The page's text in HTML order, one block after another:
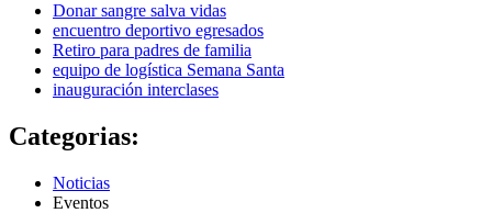
Donar sangre salva vidas
encuentro deportivo egresados
Retiro para padres de familia
equipo de logística Semana Santa
inauguración interclases
Categorias:
Noticias
Eventos